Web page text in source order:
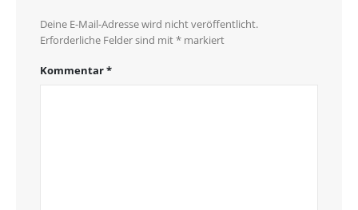
Deine E-Mail-Adresse wird nicht veröffentlicht.
Erforderliche Felder sind mit* markiert
Kommentar*